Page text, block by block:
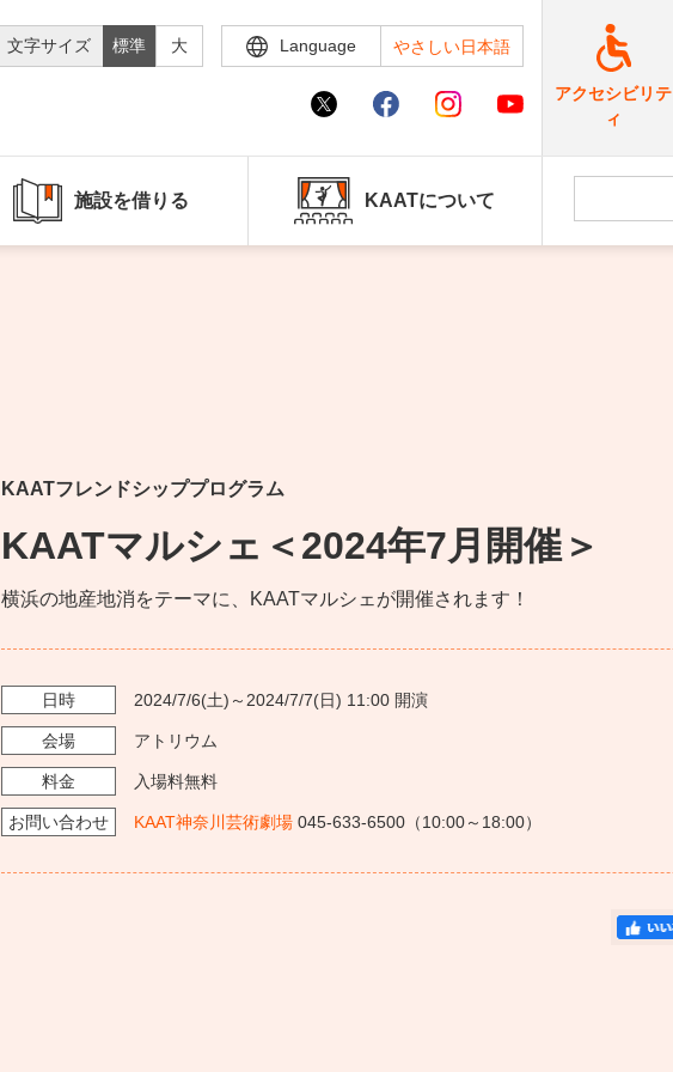
文字サイズ 標準 大 Language やさしい日本語
アクセシビリテ
ィ
施設を借りる KAATについて
KAATフレンドシッププログラム
KAATマルシェ＜2024年7月開催＞
横浜の地産地消をテーマに、KAATマルシェが開催されます！
日時 2024/7/6(土)～2024/7/7(日) 11:00 開演
会場 アトリウム
料金 入場料無料
お問い合わせ KAAT神奈川芸術劇場 045-633-6500（10:00～18:00）